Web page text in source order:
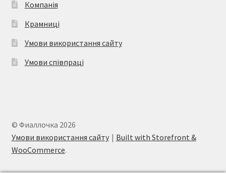
Компанія
Крамниці
Умови використання сайту
Умови співпраці
© Фиаллочка 2026
Умови використання сайту
Built with Storefront &
WooCommerce.